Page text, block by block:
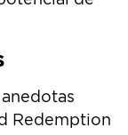
Redemption